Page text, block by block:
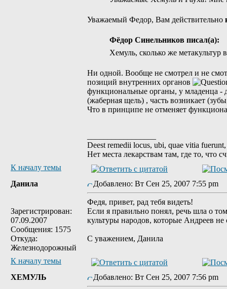
Уважаемый Федор, Вам действительно
Фёдор Синельников писал(а):
Хемуль, сколько же метакультур
Ни одной. Вообще не смотрел и не
позиций внутренних органов
функциональные органы, у младенца -
(жаберная щель) , часть возникает
Что в принципе не отменяет
Deest remedii locus, ubi, quae vitia
Нет места лекарствам там, где то, что
К началу темы
Данила
Зарегистрирован:
07.09.2007
Сообщения: 1575
Откуда:
Железнодорожный
Добавлено: Вт Сен 25, 2007 7:55 pm
Федя, привет, рад тебя видеть!
Если я правильно понял, речь шла о
культуры народов, которые Андреев
C уважением, Данила
К началу темы
ХЕМУЛЬ
Добавлено: Вт Сен 25, 2007 7:56 pm